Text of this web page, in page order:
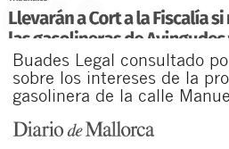
Buades Legal consultado
sobre los intereses de la
gasolinera de la calle